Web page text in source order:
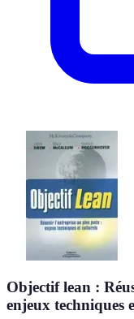
Objectif lean :
enjeux techniques